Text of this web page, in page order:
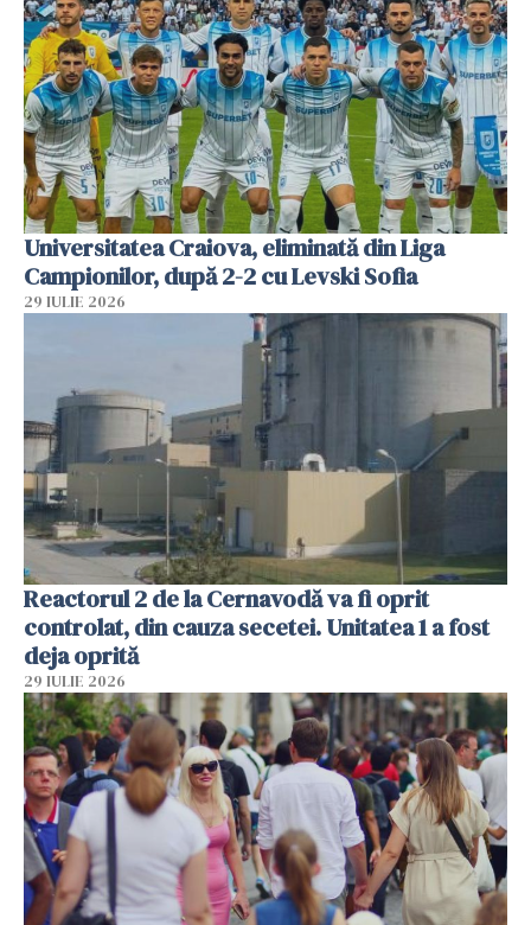
Universitatea Craiova, eliminată din Liga
Campionilor, după 2-2 cu Levski Sofia
29 IULIE 2026
Reactorul 2 de la Cernavodă va fi oprit
controlat, din cauza secetei. Unitatea 1 a fost
deja oprită
29 IULIE 2026